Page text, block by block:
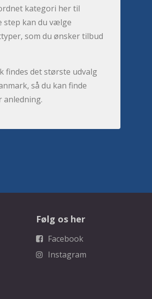
kategori her til
step kan du vælge
som du ønsker tilbud
findes det største udvalg
så du kan finde
anledning.
Følg os her
Facebook
Instagram